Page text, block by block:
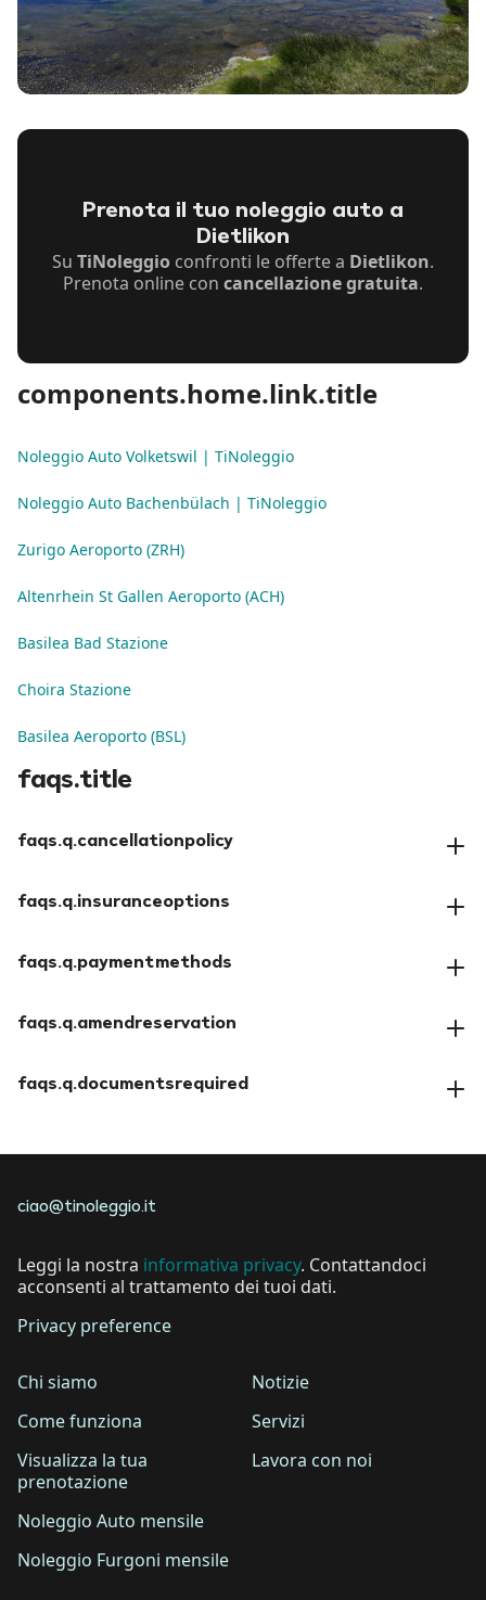
Prenota il tuo noleggio auto a
Dietlikon
Su TiNoleggio confronti le offerte a Dietlikon.
Prenota online con cancellazione gratuita.
components.home.link.title
Noleggio Auto Volketswil | TiNoleggio
Noleggio Auto Bachenbülach | TiNoleggio
Zurigo Aeroporto (ZRH)
Altenrhein St Gallen Aeroporto (ACH)
Basilea Bad Stazione
Choira Stazione
Basilea Aeroporto (BSL)
faqs.title
faqs.q.cancellationpolicy
faqs.q.insuranceoptions
faqs.q.paymentmethods
faqs.q.amendreservation
faqs.q.documentsrequired
ciao@tinoleggio.it
Leggi la nostra informativa privacy. Contattandoci
acconsenti al trattamento dei tuoi dati.
Privacy preference
Chi siamo
Come funziona
Visualizza la tua
prenotazione
Noleggio Auto mensile
Noleggio Furgoni mensile
Notizie
Servizi
Lavora con noi